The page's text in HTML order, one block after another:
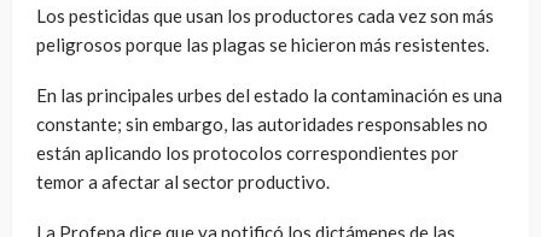
Los pesticidas que usan los productores cada vez son más
peligrosos porque las plagas se hicieron más resistentes.
En las principales urbes del estado la contaminación es una
constante; sin embargo, las autoridades responsables no
están aplicando los protocolos correspondientes por
temor a afectar al sector productivo.
La Profepa dice que ya notificó los dictámenes de las